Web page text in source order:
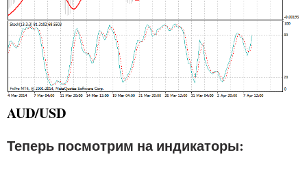
AUD/USD
Теперь посмотрим на индикаторы: